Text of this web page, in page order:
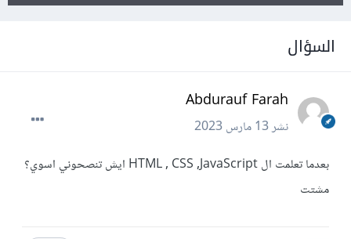
السؤال
Abdurauf Farah
نشر13 مارس 2023
بعدما تعلمت ال HTML , CSS ,JavaScript ايش تنصحوني اسوي؟
مشتت